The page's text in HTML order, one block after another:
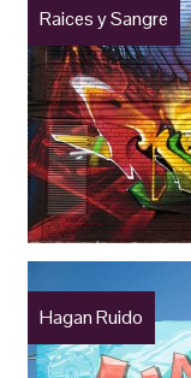
Raices y Sangre
Hagan Ruido